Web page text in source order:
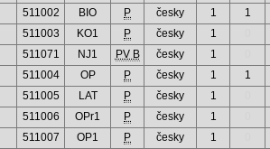
511002
BIO P česky 1 1
511003
KO1 P česky 1
511071
NJ1 PV B česky 1
511004
OP P česky 1 1
511005
LAT P česky 1
511006
OPr1 P česky 1
511007
OP1 P česky 1